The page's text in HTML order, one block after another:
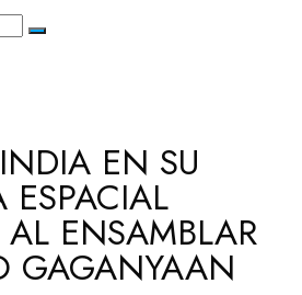
EN SU
ESPACIAL
ENSAMBLAR
GAGANYAAN